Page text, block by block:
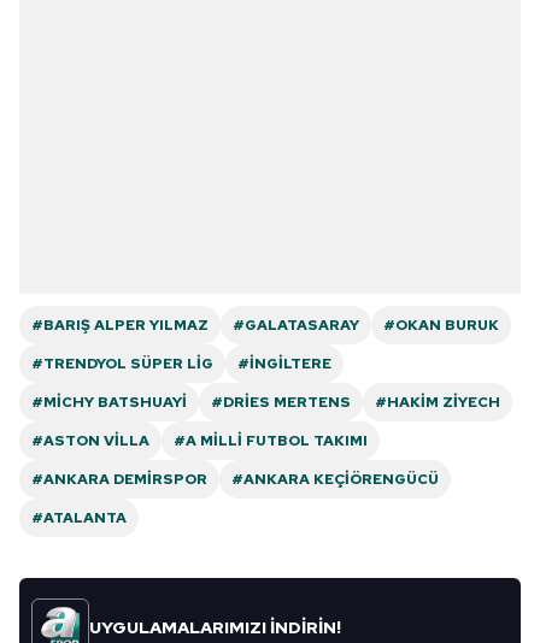
#BARIŞ ALPER YILMAZ #GALATASARAY
#OKAN BURUK
#TRENDYOL SÜPER LIG
#İNGILTERE
#MICHY BATSHUAYI
#DRIES MERTENS
#HAKIM ZIYECH
#ASTON VILLA
#A MILLI FUTBOL TAKIMI
#ANKARA DEMIRSPOR
#ANKARA KEÇIÖRENGÜCÜ
#ATALANTA
UYGULAMALARIMIZI İNDİRİN!